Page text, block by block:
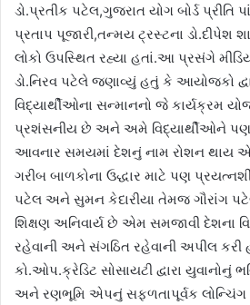
ડો.પ્રતીક પટેલ,ગુજરાત યોગ બોર્ડ પ્રીતિ
પ્રતાપ પૂજારી,તન્મય ટ્રસ્ટના ડો.દીપેશ
લોકો ઉપસ્થિત રહ્યા હતાં.આ પ્રસંગે
ડો.નિરવ પટેલે જણાવ્યું હતું કે આયોજકો
વિદ્યાર્થીઓના સન્માનનો જે કાર્યક્રમ
પ્રશંસનીય છે અને અમે વિદ્યાર્થીઓને
આવનાર સમયમાં દેશનું નામ રોશન થાય
ગરીબ બાળકોના ઉદ્ધાર માટે પણ
પટેલ અને સુમન કેદારીયા તેમજ ગૌરાંગ પટેલે
શિક્ષણ અનિવાર્ય છે એમ સમજાવી દેશના
રહેવાની અને સંગઠિત રહેવાની અપીલ
કો.ઓપ.ક્રેડિટ સોસાયટી દ્વારા યુવાનોનું
અને રણભૂમિ એપનું સફળતાપૂર્વક લોન્ચિંગ